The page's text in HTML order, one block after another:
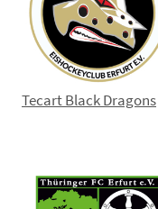
Tecart Black Dragons